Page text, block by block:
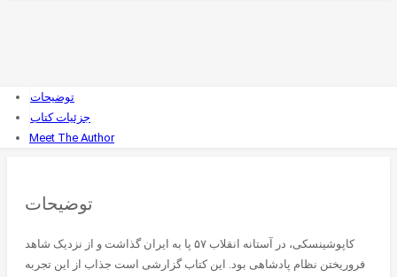
توضیحات
جزئیات کتاب
Meet The Author
توضیحات
کاپوشینسکی، در آستانه انقلاب ۵۷ پا به ایران گذاشت و از نزدیک شاهد
فروریختن نظام پادشاهی بود. این کتاب گزارشی است جذاب از این تجربه